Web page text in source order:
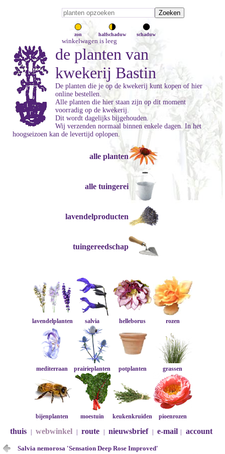
zon halfschaduw schaduw
winkelwagen is leeg
de planten van
kwekerij Bastin
De planten die je op de kwekerij kunt kopen of hier
online bestellen.
Alle planten die hier staan zijn op dit moment
voorradig op de kwekerij.
Dit wordt dagelijks bijgehouden.
Wij verzenden normaal binnen enkele dagen. In het
hoogseizoen kan de levertijd oplopen.
alle planten
alle tuingerei
lavendelproducten
tuingereedschap
lavendelplanten salvia helleborus rozen
mediterraan prairieplanten potplanten grassen
bijenplanten moestuin keukenkruiden pioenrozen
thuis webwinkel route nieuwsbrief e-mail account
Salvia nemorosa 'Sensation Deep Rose Improved'